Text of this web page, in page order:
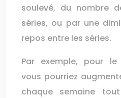
soulevé, du nombre
séries, ou par une
repos entre les séries.
Par exemple, pour le
vous pourriez
chaque semaine